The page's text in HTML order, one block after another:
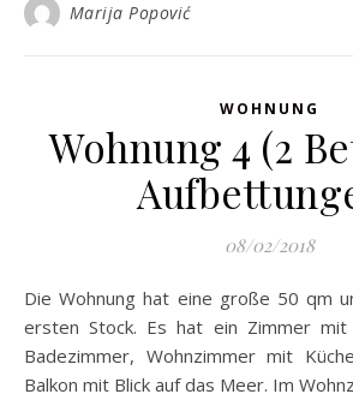
Marija Popović
WOHNUNG
Wohnung 4 (2
08/02/2018
Die Wohnung hat eine große 50 qm und befindet sich im
ersten Stock. Es hat ein Zimmer mit
Badezimmer, Wohnzimmer mit
Balkon mit Blick auf das Meer. Im